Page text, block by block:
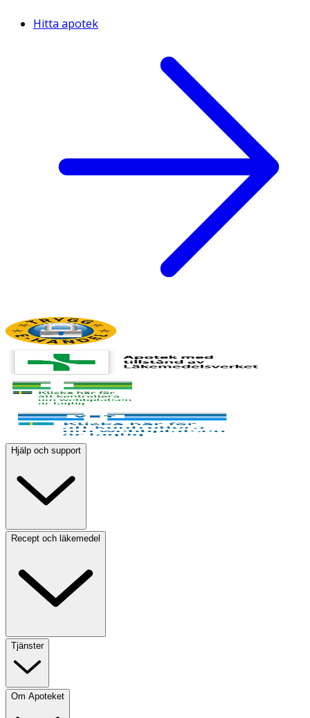
Hitta apotek
Hjälp och support
Recept och läkemedel
Tjänster
Om Apoteket